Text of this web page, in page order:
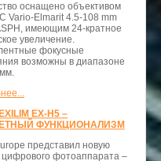
оснащено объективом
Vario-Elmarit 4.5-108 mm
имеющим 24-кратное
увеличение.
фокусные
возможны в диапазоне
EX-H5 –
ФУНКЦИОНАЛИЗМ
представил новую
фотоаппарата –